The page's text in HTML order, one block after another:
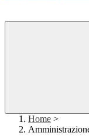
Home >